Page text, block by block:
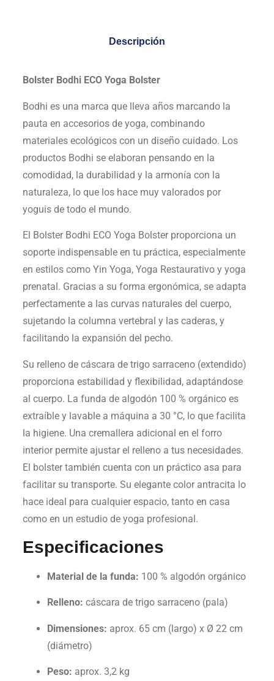
Descripción
Bolster Bodhi ECO Yoga Bolster
Bodhi es una marca que lleva años marcando la
pauta en accesorios de yoga, combinando
materiales ecológicos con un diseño cuidado. Los
productos Bodhi se elaboran pensando en la
comodidad, la durabilidad y la armonía con la
naturaleza, lo que los hace muy valorados por
yoguis de todo el mundo.
El Bolster Bodhi ECO Yoga Bolster proporciona un
soporte indispensable en tu práctica, especialmente
en estilos como Yin Yoga, Yoga Restaurativo y yoga
prenatal. Gracias a su forma ergonómica, se adapta
perfectamente a las curvas naturales del cuerpo,
sujetando la columna vertebral y las caderas, y
facilitando la expansión del pecho.
Su relleno de cáscara de trigo sarraceno (extendido)
proporciona estabilidad y flexibilidad, adaptándose
al cuerpo. La funda de algodón 100 % orgánico es
extraíble y lavable a máquina a 30 °C, lo que facilita
la higiene. Una cremallera adicional en el forro
interior permite ajustar el relleno a tus necesidades.
El bolster también cuenta con un práctico asa para
facilitar su transporte. Su elegante color antracita lo
hace ideal para cualquier espacio, tanto en casa
como en un estudio de yoga profesional.
Especificaciones
Material de la funda: 100 % algodón orgánico
Relleno: cáscara de trigo sarraceno (pala)
Dimensiones: aprox. 65 cm (largo) x Ø 22 cm
(diámetro)
Peso: aprox. 3,2 kg